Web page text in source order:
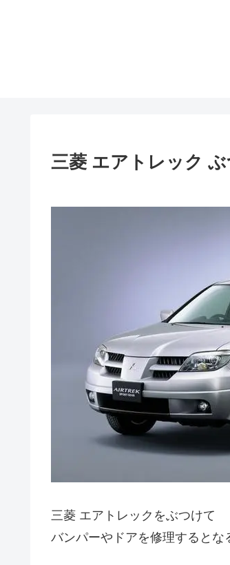
三菱 エアトレック
三菱 エアトレックをぶつけて
バンパーやドアを修理するとな